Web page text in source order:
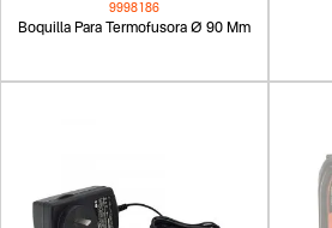
9998186
Boquilla Para Termofusora Ø 90 Mm